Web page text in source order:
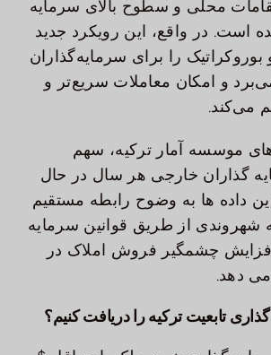
محلی و سطوح بالای سرمایه
است. در واقع، این رویکرد جدید
بوروکراتیک را برای سرمایه‌گذاران
و امکان معاملات سریع‌تر و
می‌کند.
موسسه آمار ترکیه، سهم
گذاران خارجی هر سال در حال
داده ها به وضوح رابطه مستقیم
شهروندی از طریق قوانین سرمایه
چشمگیر فروش املاک در
دهد.
تابعیت ترکیه را دریافت کنیم؟